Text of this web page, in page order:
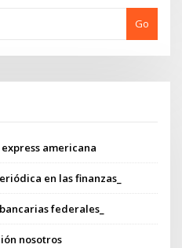
Go
americana
en las finanzas_
federales_
nosotros